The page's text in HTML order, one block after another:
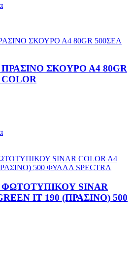
ΣΚΟΥΡΟ Α4 80GR
SINAR
IT 190 (ΠΡΑΣΙΝΟ) 500